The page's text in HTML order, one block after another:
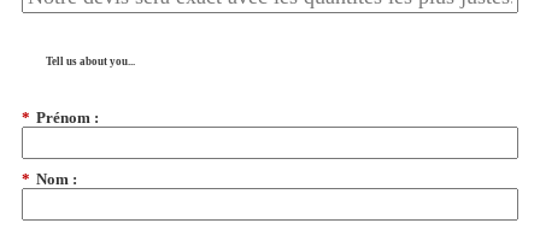
Tell us about you...
* Prénom :
* Nom :